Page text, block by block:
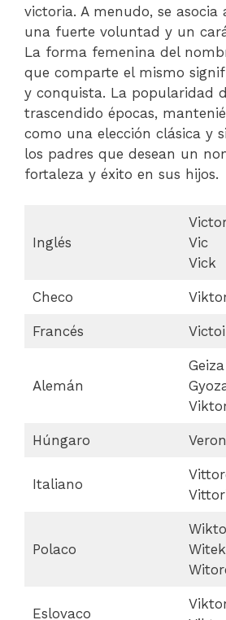
victoria. A menudo, se asocia
una fuerte voluntad y un
La forma femenina del
que comparte el mismo
y conquista. La popularidad
trascendido épocas,
como una elección clásica y
los padres que desean un
fortaleza y éxito en sus hijos.
Inglés
Vic
Vick
Checo
Francés
Alemán
Geiza
Húngaro
Italiano
Polaco
Witek
Eslovaco